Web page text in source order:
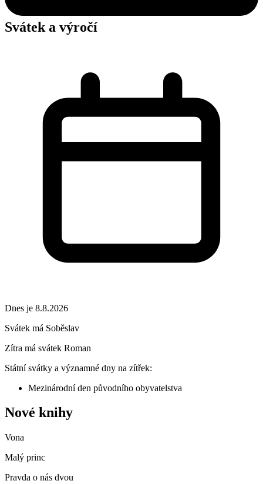
Svátek a výročí
Dnes je 8.8.2026
Svátek má Soběslav
Zítra má svátek Roman
Státní svátky a významné dny na zítřek:
Mezinárodní den původního obyvatelstva
Nové knihy
Vona
Malý princ
Pravda o nás dvou